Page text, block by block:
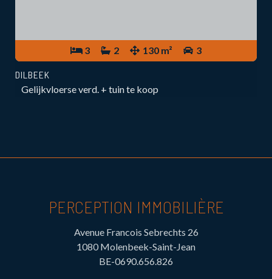
3 2 130 m² 3
DILBEEK
Gelijkvloerse verd. + tuin te koop
PERCEPTION IMMOBILIÈRE
Avenue Francois Sebrechts 26
1080 Molenbeek-Saint-Jean
BE-0690.656.826